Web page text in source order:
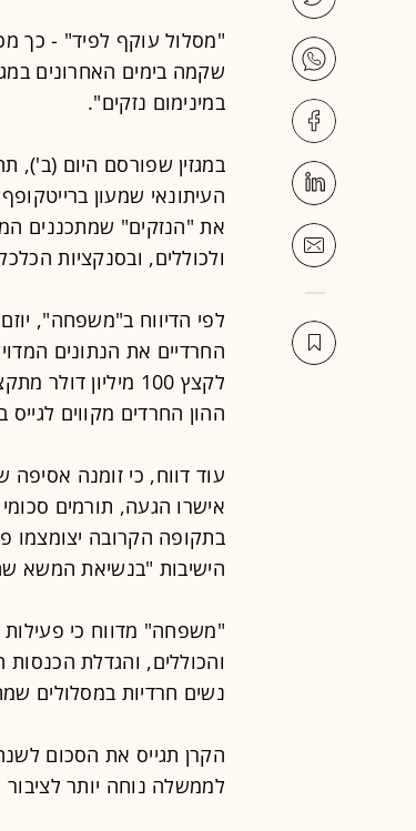
"מסלול עוקף לפיד" - כך
שקמה בימים האחרונים
במינימום נזקים".
במגזין שפורסם היום (ב'),
העיתונאי שמעון
את "הנזקים" שמתכננים
ולכוללים, ובסנקציות
לפי הדיווח ב"משפחה",
החרדיים את הנתונים
לקצץ 100 מיליון
ההון החרדים מקווים
עוד דווח, כי זומנה אסיפה
אישרו הגעה, תורמים
בתקופה הקרובה יצומצמו
הישיבות "בנשיאת המשא
"משפחה" מדווח כי פעילות
והכוללים, והגדלת
נשים חרדיות במסלולים
הקרן תגייס את הסכום
לממשלה נוחה יותר לציבור